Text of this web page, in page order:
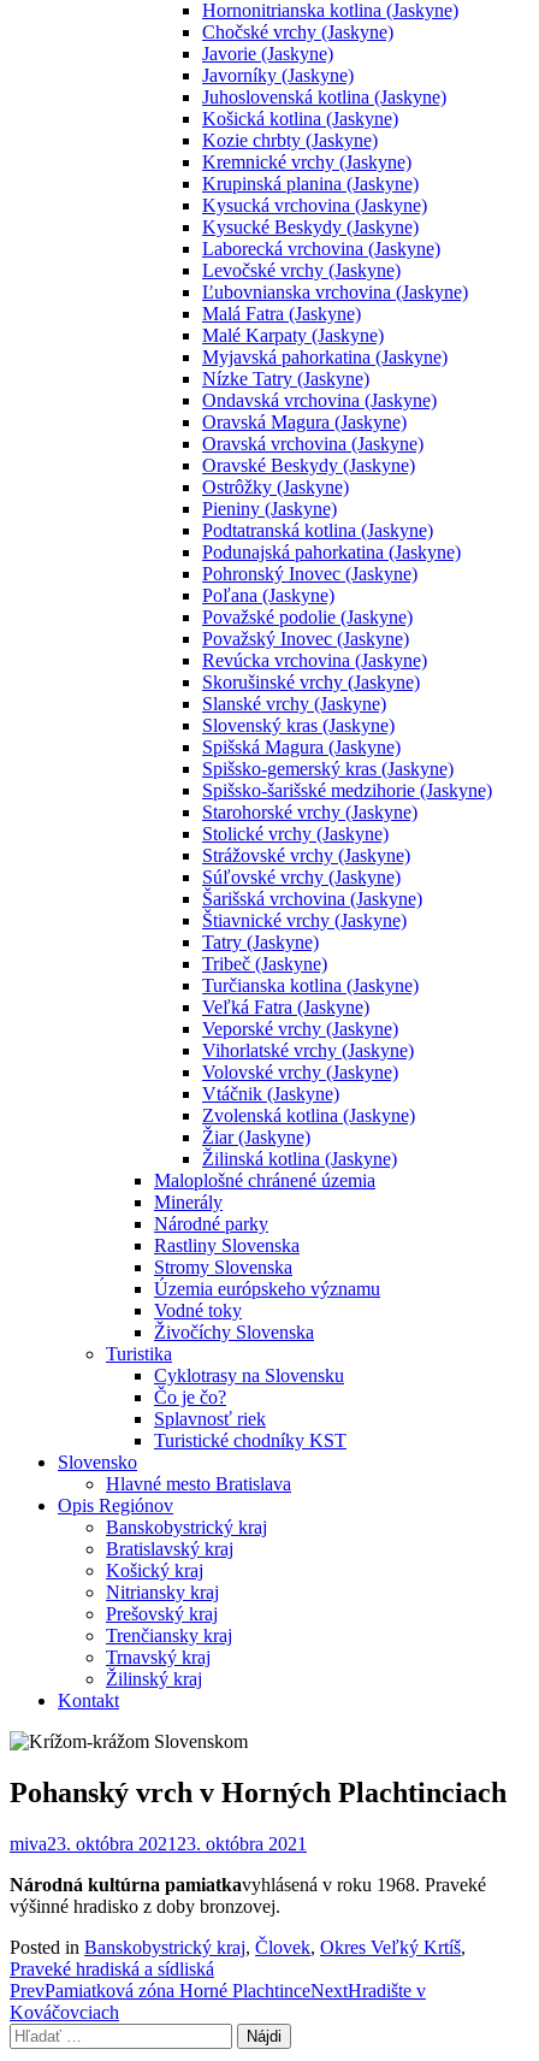
Hornonitrianska kotlina (Jaskyne)
Chočské vrchy (Jaskyne)
Javorie (Jaskyne)
Javorníky (Jaskyne)
Juhoslovenská kotlina (Jaskyne)
Košická kotlina (Jaskyne)
Kozie chrbty (Jaskyne)
Kremnické vrchy (Jaskyne)
Krupinská planina (Jaskyne)
Kysucká vrchovina (Jaskyne)
Kysucké Beskydy (Jaskyne)
Laborecká vrchovina (Jaskyne)
Levočské vrchy (Jaskyne)
Ľubovnianska vrchovina (Jaskyne)
Malá Fatra (Jaskyne)
Malé Karpaty (Jaskyne)
Myjavská pahorkatina (Jaskyne)
Nízke Tatry (Jaskyne)
Ondavská vrchovina (Jaskyne)
Oravská Magura (Jaskyne)
Oravská vrchovina (Jaskyne)
Oravské Beskydy (Jaskyne)
Ostrôžky (Jaskyne)
Pieniny (Jaskyne)
Podtatranská kotlina (Jaskyne)
Podunajská pahorkatina (Jaskyne)
Pohronský Inovec (Jaskyne)
Poľana (Jaskyne)
Považské podolie (Jaskyne)
Považský Inovec (Jaskyne)
Revúcka vrchovina (Jaskyne)
Skorušinské vrchy (Jaskyne)
Slanské vrchy (Jaskyne)
Slovenský kras (Jaskyne)
Spišská Magura (Jaskyne)
Spišsko-gemerský kras (Jaskyne)
Spišsko-šarišské medzihorie (Jaskyne)
Starohorské vrchy (Jaskyne)
Stolické vrchy (Jaskyne)
Strážovské vrchy (Jaskyne)
Súľovské vrchy (Jaskyne)
Šarišská vrchovina (Jaskyne)
Štiavnické vrchy (Jaskyne)
Tatry (Jaskyne)
Tribeč (Jaskyne)
Turčianska kotlina (Jaskyne)
Veľká Fatra (Jaskyne)
Veporské vrchy (Jaskyne)
Vihorlatské vrchy (Jaskyne)
Volovské vrchy (Jaskyne)
Vtáčnik (Jaskyne)
Zvolenská kotlina (Jaskyne)
Žiar (Jaskyne)
Žilinská kotlina (Jaskyne)
Maloplošné chránené územia
Minerály
Národné parky
Rastliny Slovenska
Stromy Slovenska
Územia európskeho významu
Vodné toky
Živočíchy Slovenska
Turistika
Cyklotrasy na Slovensku
Čo je čo?
Splavnosť riek
Turistické chodníky KST
Slovensko
Hlavné mesto Bratislava
Opis Regiónov
Banskobystrický kraj
Bratislavský kraj
Košický kraj
Nitriansky kraj
Prešovský kraj
Trenčiansky kraj
Trnavský kraj
Žilinský kraj
Kontakt
Pohanský vrch v Horných Plachtinciach
miva23. októbra 2021 23. októbra 2021
Národná kultúrna pamiatkavyhlásená v roku 1968. Praveké
výšinné hradisko z doby bronzovej.
Posted in Banskobystrický kraj, Človek, Okres Veľký Krtíš,
Praveké hradiská a sídliská
Post
navigation
PrevPamiatková zóna Horné PlachtinceNextHradište v
Kováčovciach
Hľadať: